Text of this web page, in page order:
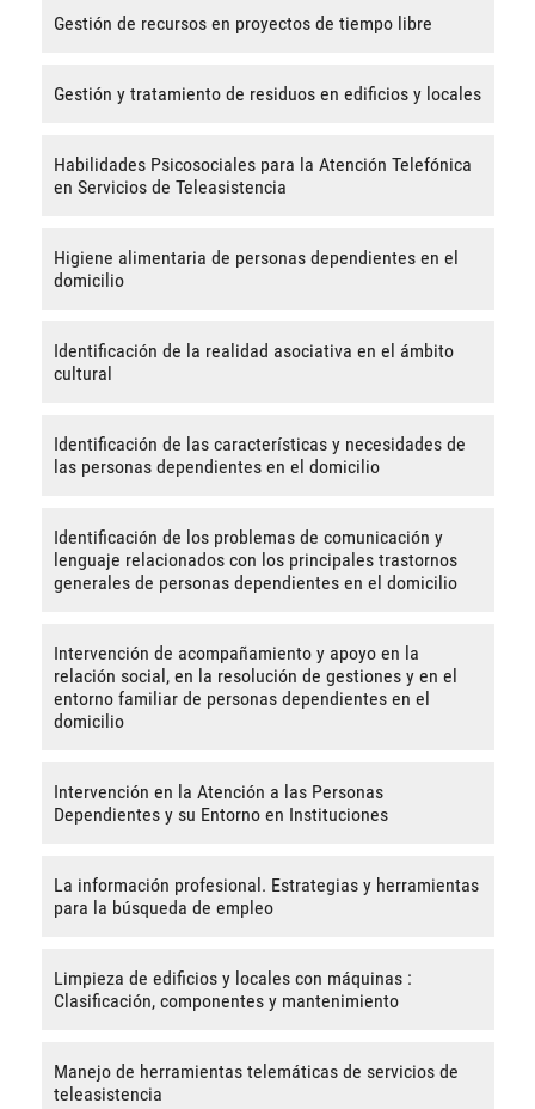
Gestión de recursos en proyectos de tiempo libre
Gestión y tratamiento de residuos en edificios y locales
Habilidades Psicosociales para la Atención Telefónica
en Servicios de Teleasistencia
Higiene alimentaria de personas dependientes en el
domicilio
Identificación de la realidad asociativa en el ámbito
cultural
Identificación de las características y necesidades de
las personas dependientes en el domicilio
Identificación de los problemas de comunicación y
lenguaje relacionados con los principales trastornos
generales de personas dependientes en el domicilio
Intervención de acompañamiento y apoyo en la
relación social, en la resolución de gestiones y en el
entorno familiar de personas dependientes en el
domicilio
Intervención en la Atención a las Personas
Dependientes y su Entorno en Instituciones
La información profesional. Estrategias y herramientas
para la búsqueda de empleo
Limpieza de edificios y locales con máquinas :
Clasificación, componentes y mantenimiento
Manejo de herramientas telemáticas de servicios de
teleasistencia